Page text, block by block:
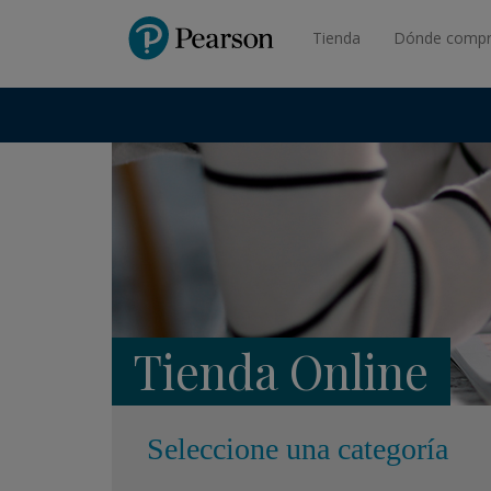
PearsonTienda Dónde
Tienda Online
Seleccione una categoría